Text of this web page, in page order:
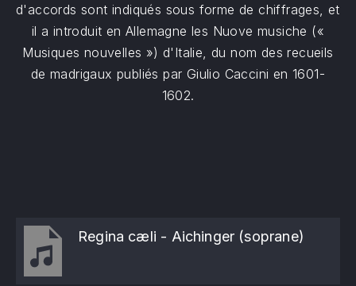
d'accords sont indiqués sous forme de chiffrages, et
il a introduit en Allemagne les Nuove musiche («
Musiques nouvelles ») d'Italie, du nom des recueils
de madrigaux publiés par Giulio Caccini en 1601-
1602.
Regina cæli - Aichinger (soprane)